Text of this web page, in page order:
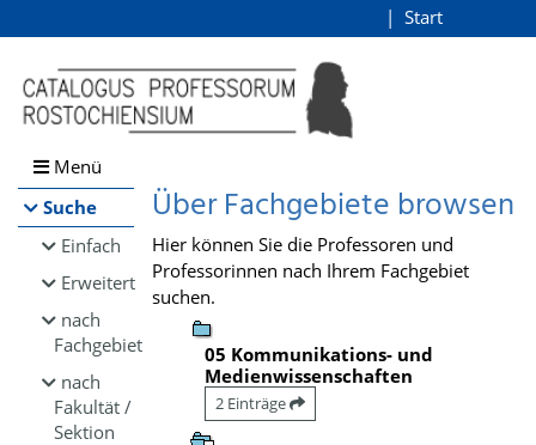
Browsen
direkt zum Inhalt
Start
Menü
Suche
Einfach
Erweitert
nach
Fachgebiet
nach
Fakultät /
Sektion
Über Fachgebiete browsen
Hier können Sie die Professoren und
Professorinnen nach Ihrem Fachgebiet
suchen.
05 Kommunikations- und
Medienwissenschaften
2 Einträge